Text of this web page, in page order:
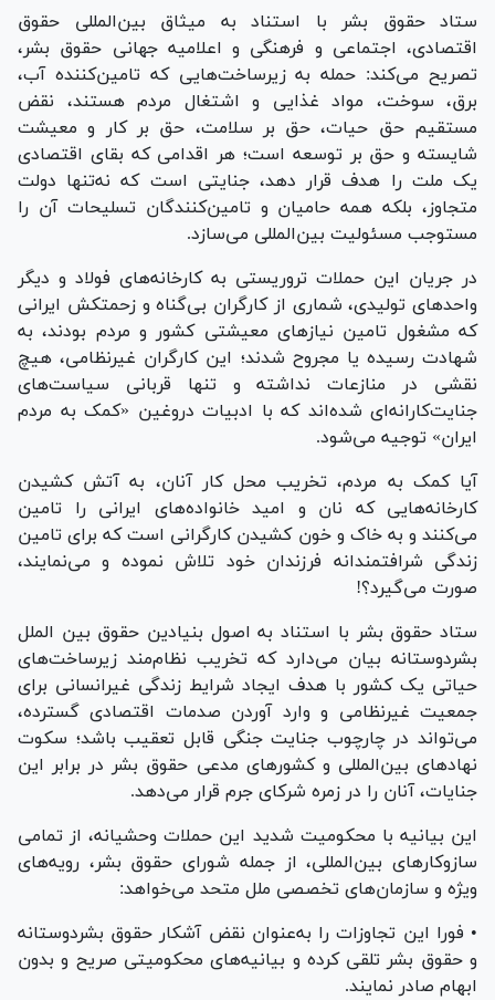
ستاد حقوق بشر با استناد به میثاق بین‌المللی حقوق
اقتصادی، اجتماعی و فرهنگی و اعلامیه جهانی حقوق بشر،
تصریح می‌کند: حمله به زیرساخت‌هایی که تامین‌کننده آب،
برق، سوخت، مواد غذایی و اشتغال مردم هستند، نقض
مستقیم حق حیات، حق بر سلامت، حق بر کار و معیشت
شایسته و حق بر توسعه است؛ هر اقدامی که بقای اقتصادی
یک ملت را هدف قرار دهد، جنایتی است که نه‌تنها دولت
متجاوز، بلکه همه حامیان و تامین‌کنندگان تسلیحات آن را
مستوجب مسئولیت بین‌المللی می‌سازد.
در جریان این حملات تروریستی به کارخانه‌های فولاد و دیگر
واحد‌های تولیدی، شماری از کارگران بی‌گناه و زحمتکش ایرانی
که مشغول تامین نیاز‌های معیشتی کشور و مردم بودند، به
شهادت رسیده یا مجروح شدند؛ این کارگران غیرنظامی، هیچ
نقشی در منازعات نداشته و تنها قربانی سیاست‌های
جنایت‌کارانه‌ای شده‌اند که با ادبیات دروغین «کمک به مردم
ایران» توجیه می‌شود.
آیا کمک به مردم، تخریب محل کار آنان، به آتش کشیدن
کارخانه‌هایی که نان و امید خانواده‌های ایرانی را تامین
می‌کنند و به خاک و خون کشیدن کارگرانی است که برای تامین
زندگی شرافتمندانه فرزندان خود تلاش نموده و می‌نمایند،
صورت می‌گیرد؟!
ستاد حقوق بشر با استناد به اصول بنیادین حقوق بین الملل
بشردوستانه بیان می‌دارد که تخریب نظام‌مند زیرساخت‌های
حیاتی یک کشور با هدف ایجاد شرایط زندگی غیرانسانی برای
جمعیت غیرنظامی و وارد آوردن صدمات اقتصادی گسترده،
می‌تواند در چارچوب جنایت جنگی قابل تعقیب باشد؛ سکوت
نهاد‌های بین‌المللی و کشور‌های مدعی حقوق بشر در برابر این
جنایات، آنان را در زمره شرکای جرم قرار می‌دهد.
این بیانیه با محکومیت شدید این حملات وحشیانه، از تمامی
سازوکار‌های بین‌المللی، از جمله شورای حقوق بشر، رویه‌های
ویژه و سازمان‌های تخصصی ملل متحد می‌خواهد:
• فورا این تجاوزات را به‌عنوان نقض آشکار حقوق بشردوستانه
و حقوق بشر تلقی کرده و بیانیه‌های محکومیتی صریح و بدون
ابهام صادر نمایند.